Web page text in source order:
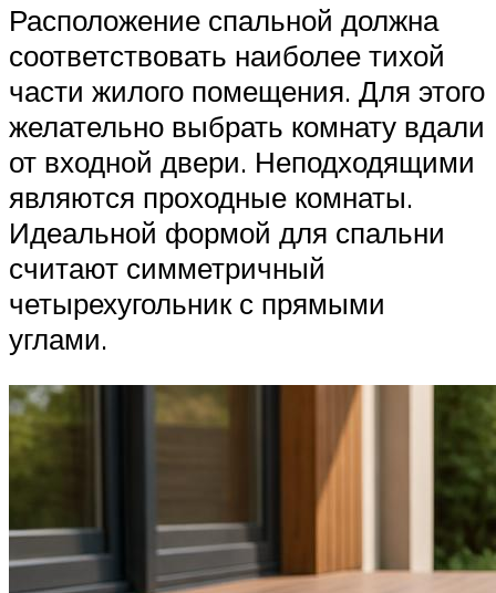
Расположение спальной должна
соответствовать наиболее тихой
части жилого помещения. Для этого
желательно выбрать комнату вдали
от входной двери. Неподходящими
являются проходные комнаты.
Идеальной формой для спальни
считают симметричный
четырехугольник с прямыми
углами.